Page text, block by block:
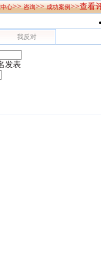
心>>咨询>>成功案例>>查看
我反对
发表